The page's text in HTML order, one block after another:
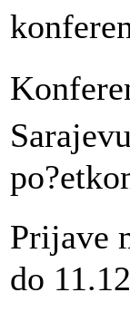
Prijave
do